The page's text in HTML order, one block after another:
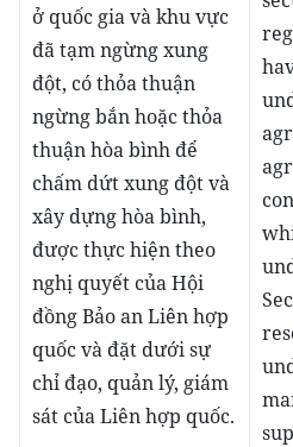
ở quốc gia và khu vực
đã tạm ngừng xung
đột, có thỏa thuận
ngừng bắn hoặc thỏa
thuận hòa bình để
chấm dứt xung đột và
xây dựng hòa bình,
được thực hiện theo
nghị quyết của Hội
đồng Bảo an Liên hợp
quốc và đặt dưới sự
chỉ đạo, quản lý, giám
sát của Liên hợp quốc.